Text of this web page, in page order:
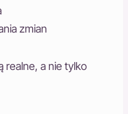
zmian
realne, a nie tylko